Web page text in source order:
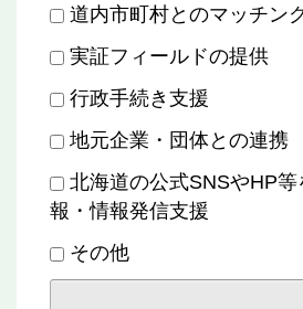
道内市町村とのマッチン
実証フィールドの提供
行政手続き支援
地元企業・団体との連携
北海道の公式SNSやHP
報・情報発信支援
その他